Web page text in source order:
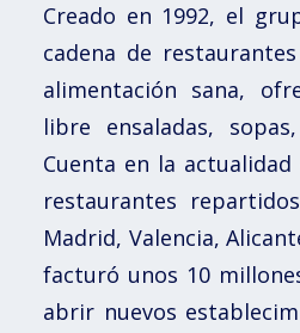
Creado en 1992, el
cadena de
alimentación sana,
libre ensaladas,
Cuenta en la
restaurantes
Madrid, Valencia,
facturó unos 10
abrir nuevos